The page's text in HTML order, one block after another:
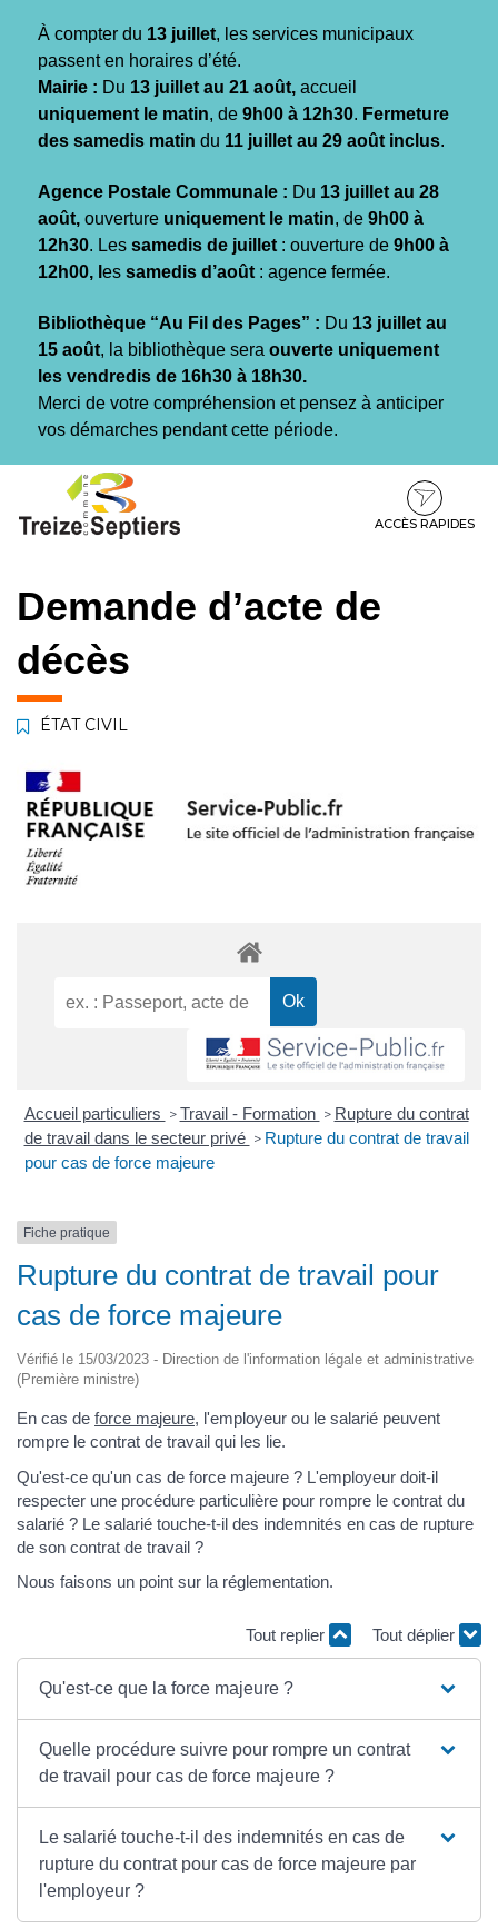
À compter du 13 juillet, les services municipaux
passent en horaires d’été.
Mairie : Du 13 juillet au 21 août, accueil
uniquement le matin, de 9h00 à 12h30. Fermeture
des samedis matin du 11 juillet au 29 août inclus.
Agence Postale Communale : Du 13 juillet au 28
août, ouverture uniquement le matin, de 9h00 à
12h30. Les samedis de juillet : ouverture de 9h00 à
12h00, l es samedis d’août : agence fermée.
Bibliothèque “Au Fil des Pages” : Du 13 juillet au
15 août, la bibliothèque sera ouverte uniquement
les vendredis de 16h30 à 18h30.
Merci de votre compréhension et pensez à anticiper
vos démarches pendant cette période.
contenu
pied
ACCÈS RAPIDES
Demande d’acte de
décès
ÉTAT CIVIL
Accueil particuliers > Travail - Formation > Rupture du contrat
de travail dans le secteur privé > Rupture du contrat de travail
pour cas de force majeure
Fiche pratique
Rupture du contrat de travail pour
cas de force majeure
Vérifié le 15/03/2023 - Direction de l'information légale et administrative
(Première ministre)
En cas de force majeure, l'employeur ou le salarié peuvent
rompre le contrat de travail qui les lie.
Qu'est-ce qu'un cas de force majeure ? L'employeur doit-il
respecter une procédure particulière pour rompre le contrat du
salarié ? Le salarié touche-t-il des indemnités en cas de rupture
de son contrat de travail ?
Nous faisons un point sur la réglementation.
Tout replier Tout déplier
Qu'est-ce que la force majeure ?
Quelle procédure suivre pour rompre un contrat
de travail pour cas de force majeure ?
Le salarié touche-t-il des indemnités en cas de
rupture du contrat pour cas de force majeure par
l'employeur ?